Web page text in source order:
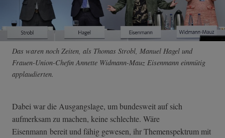
Das waren noch Zeiten, als Thomas Strobl, Manuel Hagel und
Frauen-Union-Chefin Annette Widmann-Mauz Eisenmann einmütig
applaudierten.
Dabei war die Ausgangslage, um bundesweit auf sich
aufmerksam zu machen, keine schlechte. Wäre
Eisenmann bereit und fähig gewesen, ihr Themenspektrum mit